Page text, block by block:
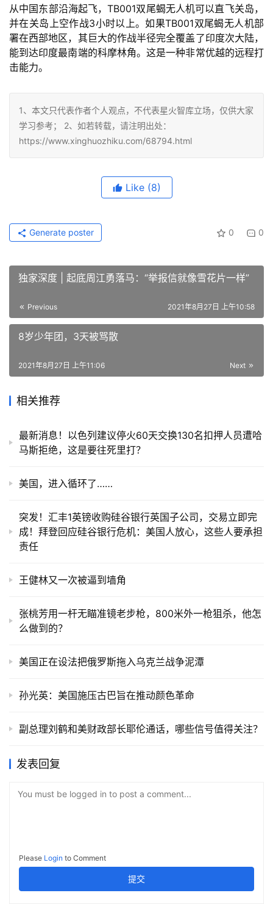
从中国东部沿海起飞，TB001双尾蝎无人机可以直飞关岛，
并在关岛上空作战3小时以上。如果TB001双尾蝎无人机部
署在西部地区，其巨大的作战半径完全覆盖了印度次大陆，
能到达印度最南端的科摩林角。这是一种非常优越的远程打
击能力。
1、本文只代表作者个人观点，不代表星火智库立场，仅供大家
学习参考； 2、如若转载，请注明出处：
https://www.xinghuozhiku.com/68794.html
Like (8)
0 0
Generate poster
独家深度 | 起底周江勇落马：“举报信就像雪花片一样”
Previous 2021年8月27日 上午10:58
8岁少年团，3天被骂散
Next
2021年8月27日 上午11:06
相关推荐
最新消息！以色列建议停火60天交换130名扣押人员遭哈
马斯拒绝，这是要往死里打？
美国，进入循环了……
突发！汇丰1英镑收购硅谷银行英国子公司，交易立即完
成！拜登回应硅谷银行危机：美国人放心，这些人要承担
责任
王健林又一次被逼到墙角
张桃芳用一杆无瞄准镜老步枪，800米外一枪狙杀，他怎
么做到的？
美国正在设法把俄罗斯拖入乌克兰战争泥潭
孙光英：美国施压古巴旨在推动颜色革命
副总理刘鹤和美财政部长耶伦通话，哪些信号值得关注？
发表回复
You must be logged in to post a comment...
Please Login to Comment
提交